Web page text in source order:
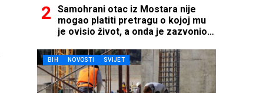
Samohrani otac iz Mostara nije
mogao platiti pretragu o kojoj mu
je ovisio život, a onda je zazvonio
BIH NOVOSTI SVIJET